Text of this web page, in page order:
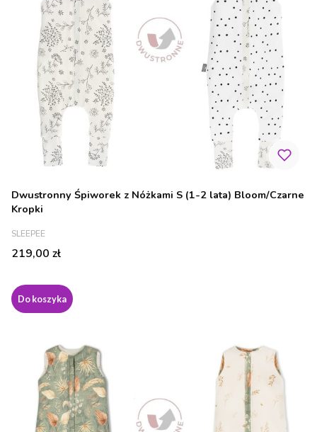
Dwustronny Śpiworek z Nóżkami S (1-2 lata) Bloom/Czarne
Kropki
PRODUCENT
SLEEPEE
Cena
219,00 zł
Do koszyka